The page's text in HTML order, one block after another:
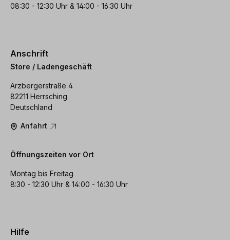
08:30 - 12:30 Uhr & 14:00 - 16:30 Uhr
Anschrift
Store / Ladengeschäft
Arzbergerstraße 4
82211 Herrsching
Deutschland
Anfahrt
Öffnungszeiten vor Ort
Montag bis Freitag
8:30 - 12:30 Uhr & 14:00 - 16:30 Uhr
Hilfe